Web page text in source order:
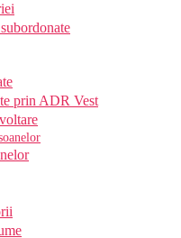
prin ADR Vest